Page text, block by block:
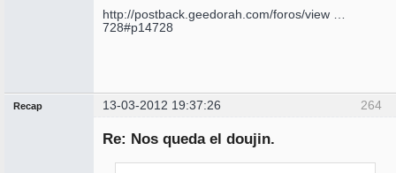
http://postback.geedorah.com/foros/view …
728#p14728
264
Recap 13-03-2012 19:37:26
Re: Nos queda el doujin.